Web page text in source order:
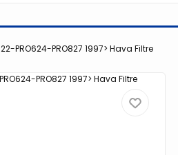
PRO624-PRO827 1997> Hava Filtre